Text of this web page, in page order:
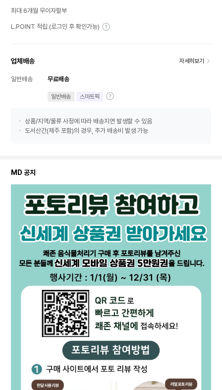
최대 6개월 무이자할부
L.POINT 적립 (로그인 후 확인가능)
업체배송 자세히보기
일반배송 무료배송
일반배송 스마트픽
상품/지역/물류 사정에 따라 배송지연 발생할 수 있음
도서산간(제주 포함)의 경우, 추가 배송비 발생 가능
MD 공지